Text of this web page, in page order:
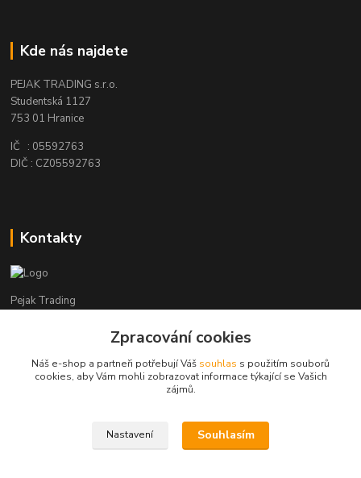
Kde nás najdete
PEJAK TRADING s.r.o.
Studentská 1127
753 01 Hranice
IČ : 05592763
DIČ : CZ05592763
Kontakty
Pejak Trading
+ 420 724 280 132
(Po-Pá, 8-16 hod.)
Zpracování cookies
Náš e-shop a partneři potřebují Váš souhlas s použitím souborů
cookies, aby Vám mohli zobrazovat informace týkající se Vašich
zájmů.
Nastavení Souhlasím